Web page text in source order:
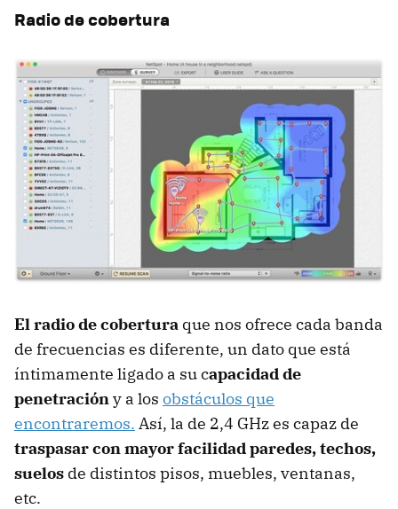
Radio de cobertura
El radio de cobertura que nos ofrece cada banda
de frecuencias es diferente, un dato que está
íntimamente ligado a su capacidad de
penetracióny a los obstáculos que
encontraremos. Así, la de 2,4 GHz es capaz de
traspasar con mayor facilidad paredes, techos,
suelos de distintos pisos, muebles, ventanas,
etc.